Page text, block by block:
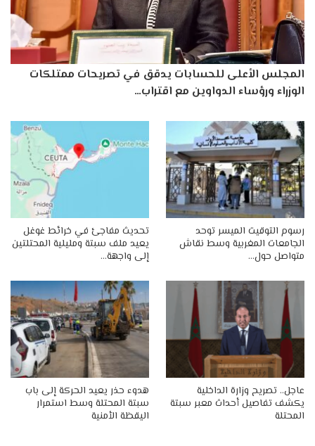
المجلس الأعلى للحسابات يدقق في تصريحات ممتلكات
الوزراء ورؤساء الدواوين مع اقتراب…
رسوم التوقيت الميسر توحد
الجامعات المغربية وسط نقاش
متواصل حول…
تحديث مفاجئ في خرائط غوغل
يعيد ملف سبتة ومليلية المحتلتين
إلى واجهة…
عاجل.. تصريح وزارة الداخلية
يكشف تفاصيل أحداث معبر سبتة
المحتلة
هدوء حذر يعيد الحركة إلى باب
سبتة المحتلة وسط استمرار
اليقظة الأمنية